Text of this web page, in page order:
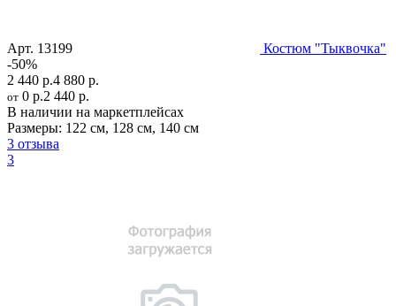
Арт. 13199
Костюм "Тыквочка"
-50%
2 440 р.4 880 р.
от 0 р.2 440 р.
В наличии на маркетплейсах
Размеры: 122 см, 128 см, 140 см
3 отзыва
3